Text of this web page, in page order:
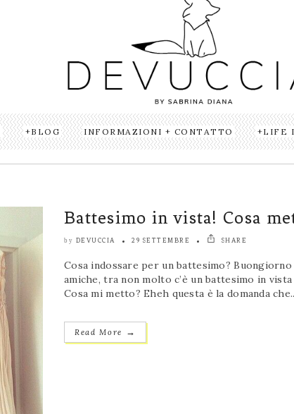
BLOG INFORMAZIONI + CONTATTO LIFE
Battesimo in vista! Cosa
by DEVUCCIA 29 SETTEMBRE SHARE
Cosa indossare per un battesimo? Buongiorno
amiche, tra non molto c’è un battesimo in
Cosa mi metto? Eheh questa è la domanda
Read More →